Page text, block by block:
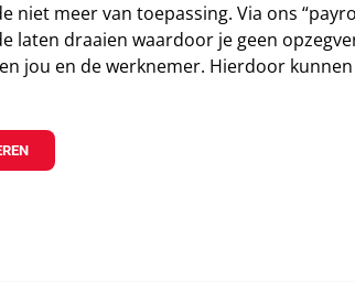
niet meer van toepassing. Via ons
laten draaien waardoor je geen
jou en de werknemer. Hierdoor